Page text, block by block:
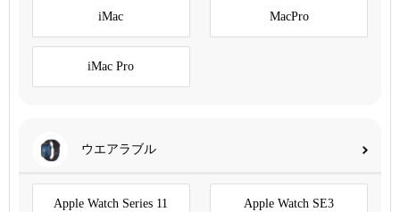
iMac MacPro
iMac Pro
ウエアラブル
Apple Watch Series 11 Apple Watch SE3